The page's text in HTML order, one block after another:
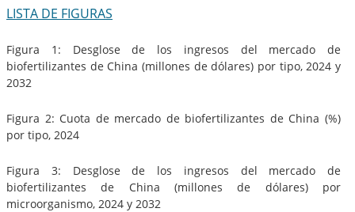
LISTA DE FIGURAS
Figura 1: Desglose de los ingresos del mercado de
biofertilizantes de China (millones de dólares) por tipo, 2024 y
2032
Figura 2: Cuota de mercado de biofertilizantes de China (%)
por tipo, 2024
Figura 3: Desglose de los ingresos del mercado de
biofertilizantes de China (millones de dólares) por
microorganismo, 2024 y 2032